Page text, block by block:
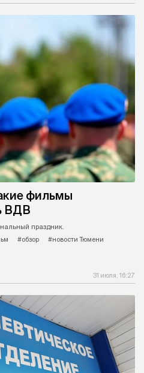
фильмы
ВДВ
праздник.
#обзор
#новости Тюмени
31 июля, 16:27